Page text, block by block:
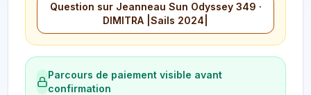
Question sur Jeanneau Sun Odyssey 349 ·
DIMITRA |Sails 2024|
Parcours de paiement visible avant
confirmation